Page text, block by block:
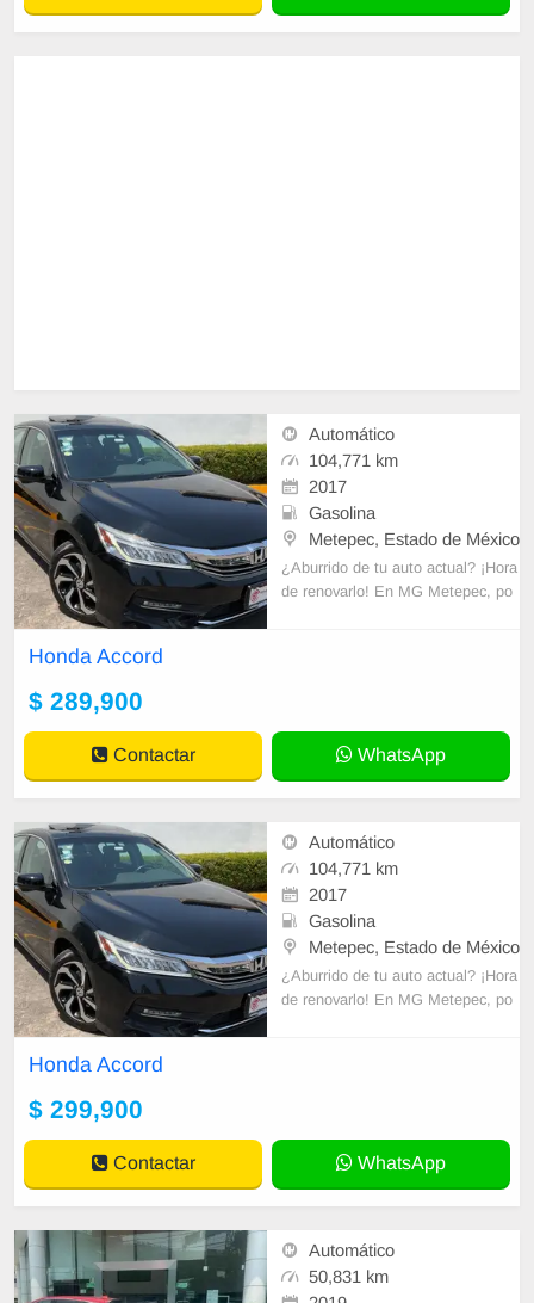
Automático
104,771 km
2017
Gasolina
Metepec, Estado de México
¿Aburrido de tu auto actual? ¡Hora
de renovarlo! En MG Metepec, po
Honda Accord
$ 289,900
Contactar WhatsApp
Automático
104,771 km
2017
Gasolina
Metepec, Estado de México
¿Aburrido de tu auto actual? ¡Hora
de renovarlo! En MG Metepec, po
Honda Accord
$ 299,900
Contactar WhatsApp
Automático
50,831 km